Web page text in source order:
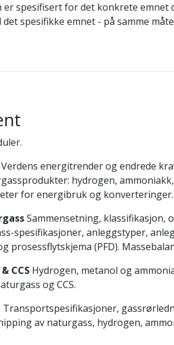
spesifisert for det konkrete emnet
spesifikke emnet - på samme
Verdens energitrender og endrede
hydrogen,
for energibruk og konverteringer.
Sammensetning, klassifikasjon,
spesifikasjoner, anleggstyper,
prosessflytskjema (PFD).
CCSHydrogen, metanol og
og CCS.
Transportspesifikasjoner,
av naturgass, hydrogen,